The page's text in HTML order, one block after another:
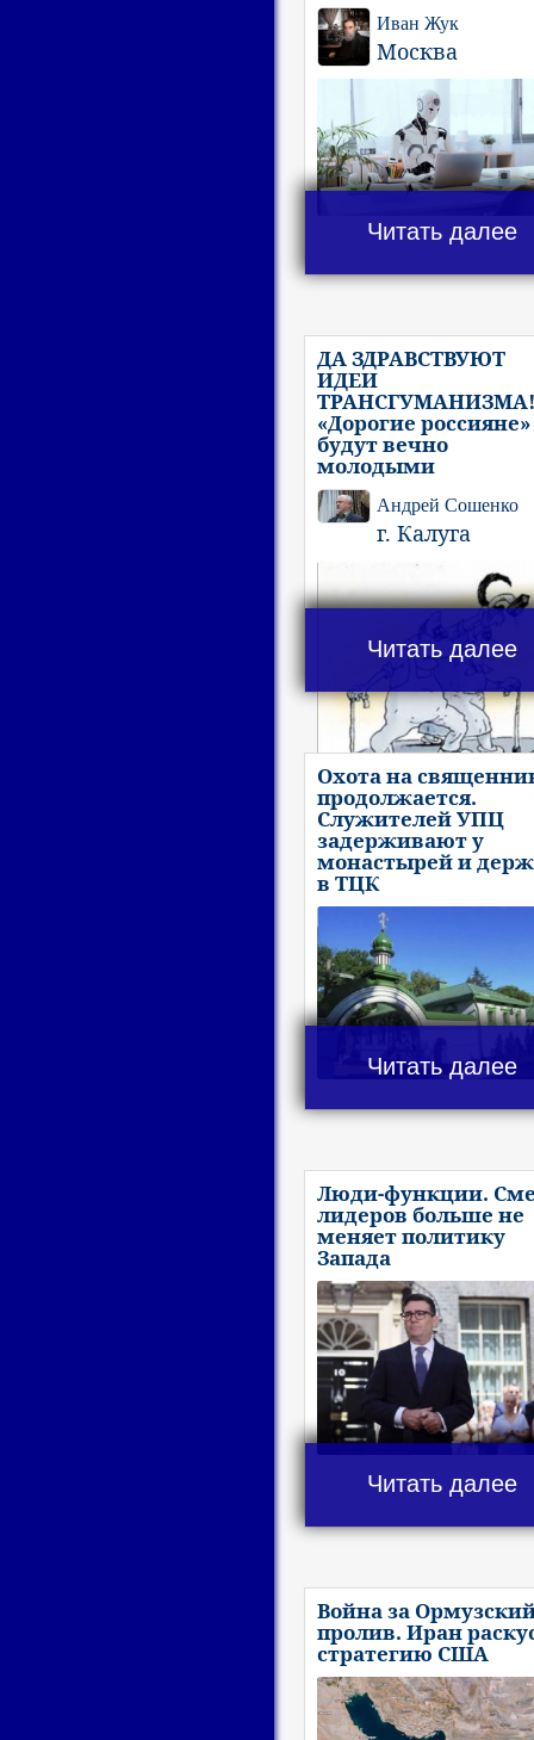
Иван Жук
Москва
Читать далее
ДА ЗДРАВСТВУЮТ
ИДЕИ
«Дорогие россияне»
будут вечно
молодыми
Андрей Сошенко
г. Калуга
Читать далее
Охота на
продолжается.
Служителей УПЦ
задерживают у
монастырей и
в ТЦК
Читать далее
Люди-функции.
лидеров больше не
меняет политику
Запада
Читать далее
Война за
пролив. Иран
стратегию США